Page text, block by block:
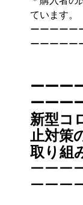
ています。
ーーーーー
ーーーーー
ーーー
ーーー
新型コ
止対策
取り組
ーーー
ーーー